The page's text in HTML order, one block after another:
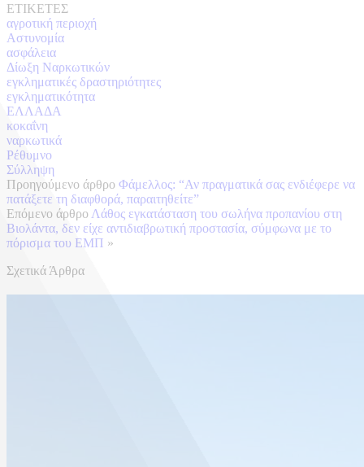
ΕΤΙΚΕΤΕΣ
αγροτική περιοχή
Αστυνομία
ασφάλεια
Δίωξη Ναρκωτικών
εγκληματικές δραστηριότητες
εγκληματικότητα
ΕΛΛΑΔΑ
κοκαΐνη
ναρκωτικά
Ρέθυμνο
Σύλληψη
Προηγούμενο άρθρο Φάμελλος: “Αν πραγματικά σας ενδιέφερε να
πατάξετε τη διαφθορά, παραιτηθείτε”
Επόμενο άρθρο Λάθος εγκατάσταση του σωλήνα προπανίου στη
Βιολάντα, δεν είχε αντιδιαβρωτική προστασία, σύμφωνα με το
πόρισμα του ΕΜΠ »
Σχετικά Άρθρα